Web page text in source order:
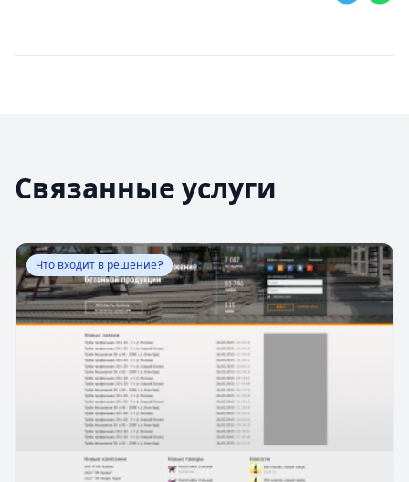
Связанные услуги
Что входит в решение?